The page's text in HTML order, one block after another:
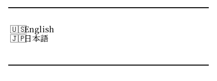
English
日本語